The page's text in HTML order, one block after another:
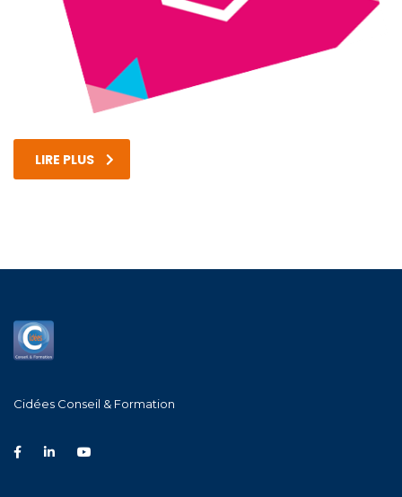
LIRE PLUS
Cidées Conseil & Formation